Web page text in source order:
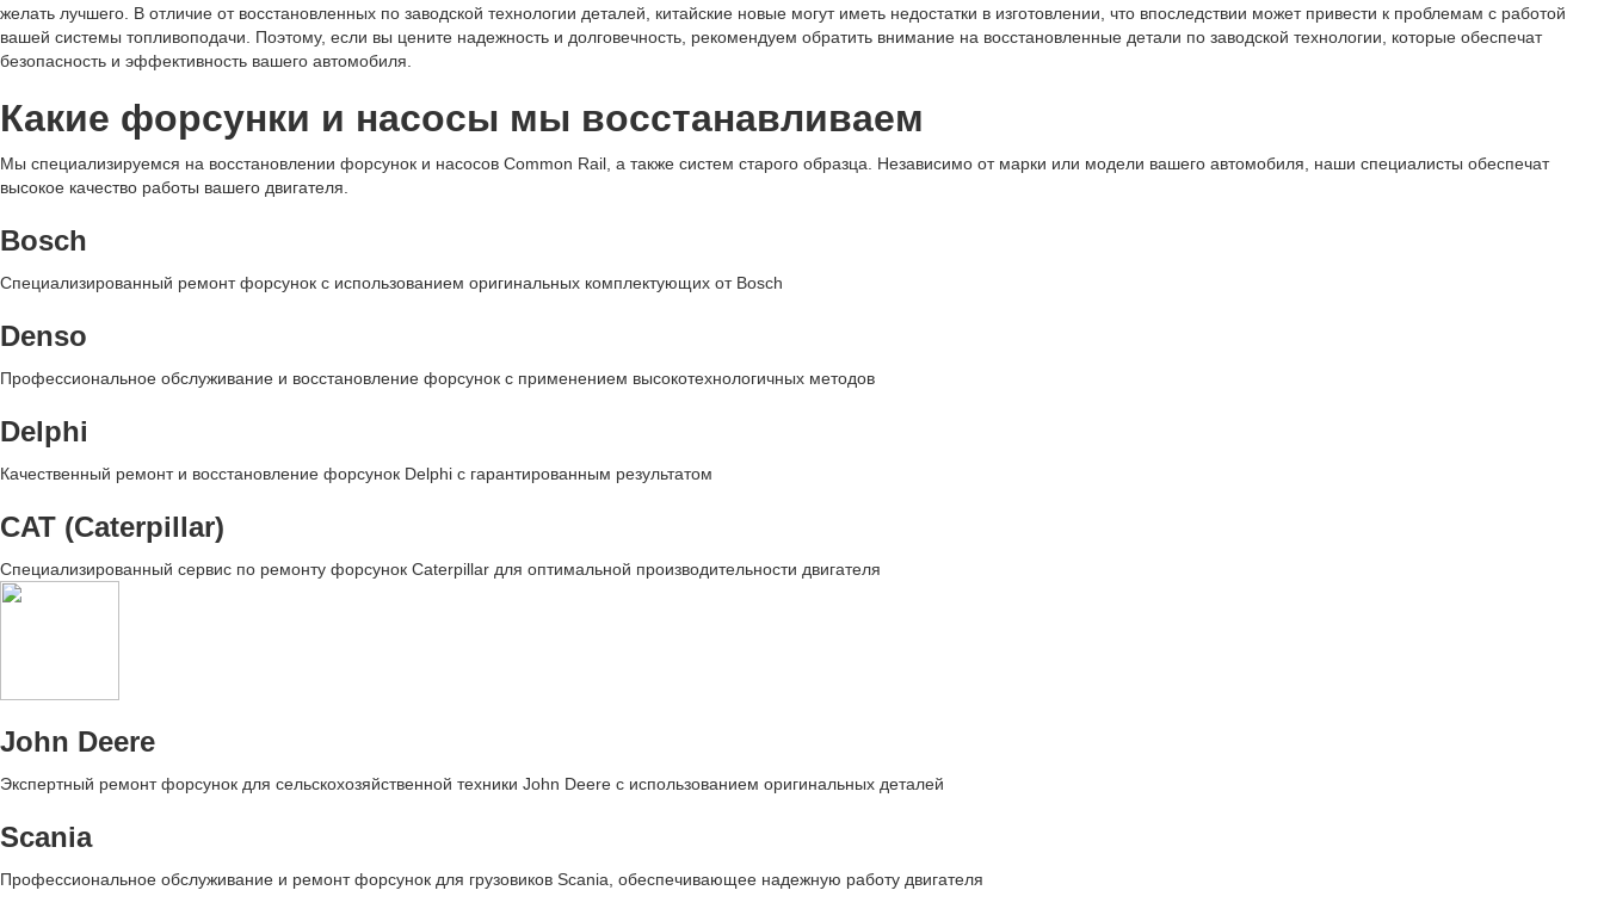
желать лучшего. В отличие от восстановленных по заводской технологии деталей, китайские новые могут иметь недостатки в изготовлении, что впоследствии может привести к проблемам с работой
вашей системы топливоподачи. Поэтому, если вы цените надежность и долговечность, рекомендуем обратить внимание на восстановленные детали по заводской технологии, которые обеспечат
безопасность и эффективность вашего автомобиля.
Какие форсунки и насосы мы восстанавливаем
Мы специализируемся на восстановлении форсунок и насосов Common Rail, а также систем старого образца. Независимо от марки или модели вашего автомобиля, наши специалисты обеспечат
высокое качество работы вашего двигателя.
Bosch
Специализированный ремонт форсунок с использованием оригинальных комплектующих от Bosch
Denso
Профессиональное обслуживание и восстановление форсунок с применением высокотехнологичных методов
Delphi
Качественный ремонт и восстановление форсунок Delphi с гарантированным результатом
CAT (Caterpillar)
Специализированный сервис по ремонту форсунок Caterpillar для оптимальной производительности двигателя
John Deere
Экспертный ремонт форсунок для сельскохозяйственной техники John Deere с использованием оригинальных деталей
Scania
Профессиональное обслуживание и ремонт форсунок для грузовиков Scania, обеспечивающее надежную работу двигателя